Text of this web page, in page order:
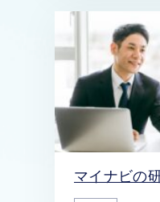
マイナビの